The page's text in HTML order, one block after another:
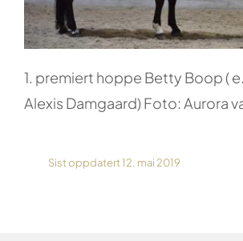
1. premiert hoppe Betty Boop (
Alexis Damgaard) Foto: Aurora
Sist oppdatert 12. mai 2019